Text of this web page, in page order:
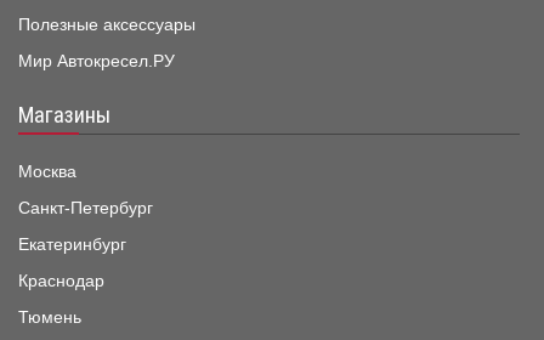
Полезные аксессуары
Мир Автокресел.РУ
Магазины
Москва
Санкт-Петербург
Екатеринбург
Краснодар
Тюмень